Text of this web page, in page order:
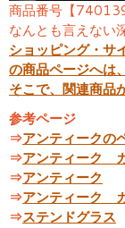
商品番号【
なんとも言えない
ショッピング・
の商品ページへは
そこで、関連商品
参考ページ
⇒アンティークの
⇒アンティーク
⇒アンティーク
⇒アンティーク
⇒ステンドグラス